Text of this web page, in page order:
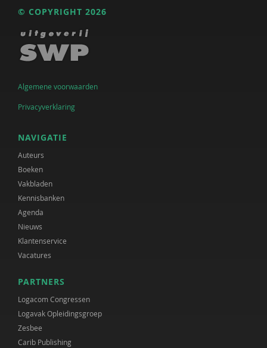
© COPYRIGHT 2026
Algemene voorwaarden
Privacyverklaring
NAVIGATIE
Auteurs
Boeken
Vakbladen
Kennisbanken
Agenda
Nieuws
Klantenservice
Vacatures
PARTNERS
Logacom Congressen
Logavak Opleidingsgroep
Zesbee
Carib Publishing